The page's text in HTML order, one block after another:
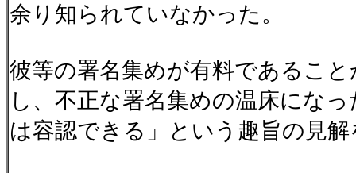
余り知られていなかった。
彼等の署名集めが有料であるこ
し、不正な署名集めの温床にな
は容認できる」という趣旨の見